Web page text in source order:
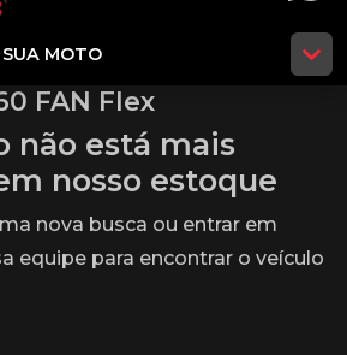
MOTO
FAN Flex
não está mais
nosso estoque
nova busca ou entrar em
equipe para encontrar o veículo